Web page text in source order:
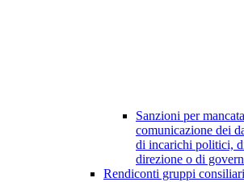
Sanzioni per
comunicazione dei
di incarichi politici,
direzione o di
Rendiconti gruppi